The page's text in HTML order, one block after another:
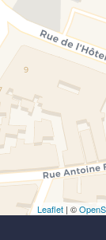
Chargement de la carte
Leaflet | ©